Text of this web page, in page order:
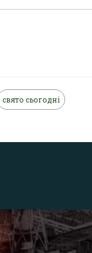
свято сьогодні